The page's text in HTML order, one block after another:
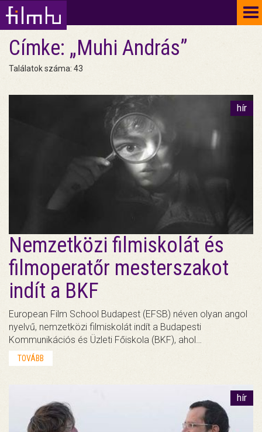
Címke: „Muhi András”
Találatok száma: 43
hír
Nemzetközi filmiskolát és
filmoperatőr mesterszakot
indít a BKF
European Film School Budapest (EFSB) néven olyan angol
nyelvű, nemzetközi filmiskolát indít a Budapesti
Kommunikációs és Üzleti Főiskola (BKF), ahol…
TOVÁBB
hír